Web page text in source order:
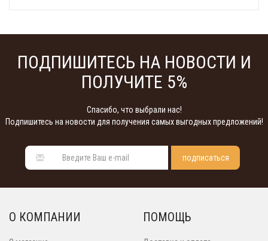
ПОДПИШИТЕСЬ НА НОВОСТИ И
ПОЛУЧИТЕ 5%
Спасибо, что выбрали нас!
Подпишитесь на новости для получения самых выгодных предложений!
подписаться
О КОМПАНИИ ПОМОЩЬ